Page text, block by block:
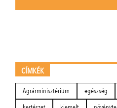
CÍMKÉK
Agrárminisztérium egészség